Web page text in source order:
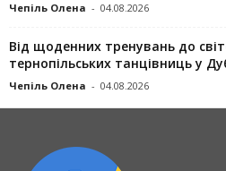
Чепіль Олена - 04.08.2026
Від щоденних тренувань до
тернопільських танцівниць у
Чепіль Олена - 04.08.2026